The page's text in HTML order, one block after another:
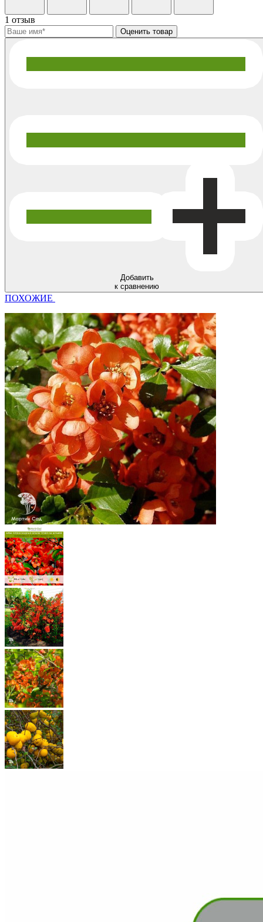
1 отзыв
Добавить
к сравнению
ПОХОЖИЕ